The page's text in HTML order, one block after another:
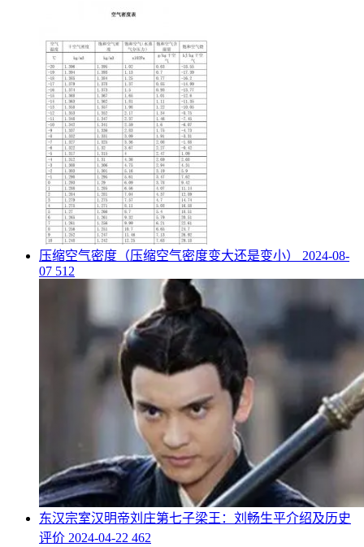
​压缩空气密度（压缩空气密度变大还是变小）
2024-08-
07 512
​东汉宗室汉明帝刘庄第七子梁王：刘畅生平介绍及历史
评价 2024-04-22 462